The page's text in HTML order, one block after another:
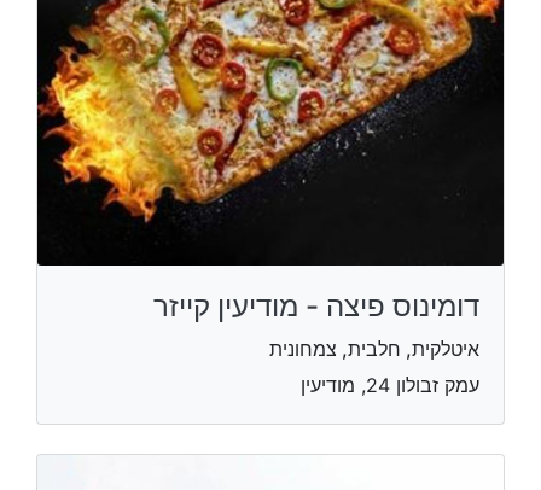
דומינוס פיצה - מודיעין קייזר
איטלקית, חלבית, צמחונית
עמק זבולון 24, מודיעין